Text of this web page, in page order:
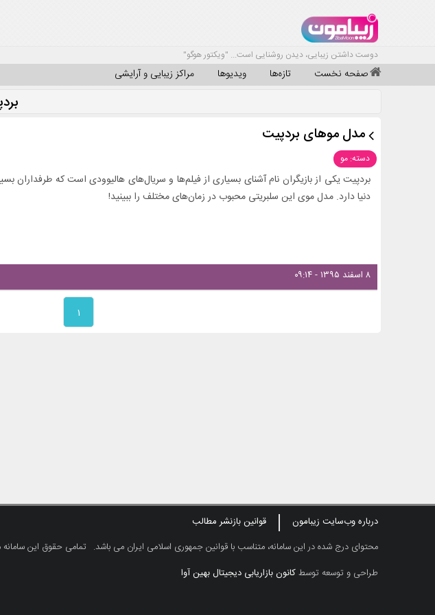
دوست داشتن زیبایی، دیدن روشنایی است... "ویکتور هوگو"
صفحه نخست تازه‌ها ویدیوها مراکز زیبایی و آرایشی
مدل موهای بردپیت
دسته: مو
بردپیت یکی از بازیگران نام آشنای بسیاری از فیلم‌ها و سریال‌های هالیوودی است که طرفداران
دنیا دارد. مدل موی این سلبریتی محبوب در زمان‌های مختلف را ببینید!
۸ اسفند ۱۳۹۵ - ۰۹:۱۴
۱
درباره وب‌سایت زیبامون
قوانین بازنشر مطالب
محتوای درج شده در این سامانه، متناسب با قوانین جمهوری اسلامی ایران می باشد. تمامی حقوق این سامانه
طراحی و توسعه توسطکانون بازاریابی دیجیتال بهین آوا